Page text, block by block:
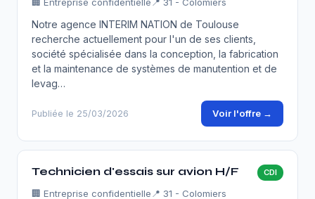
Notre agence INTERIM NATION de Toulouse
recherche actuellement pour l'un de ses clients,
société spécialisée dans la conception, la fabrication
et la maintenance de systèmes de manutention et de
levag…
Publiée le 25/03/2026 Voir l'offre →
Technicien d'essais sur avion H/F CDI
🏢 Entreprise confidentielle 📍 31 - Colomiers